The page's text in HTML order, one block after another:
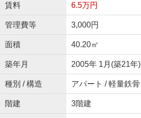
賃料 6.5万円
管理費等 3,000円
面積 40.20㎡
築年月 2005年 1月(築21年)
種別 / 構造 アパート / 軽量鉄骨
階建 3階建